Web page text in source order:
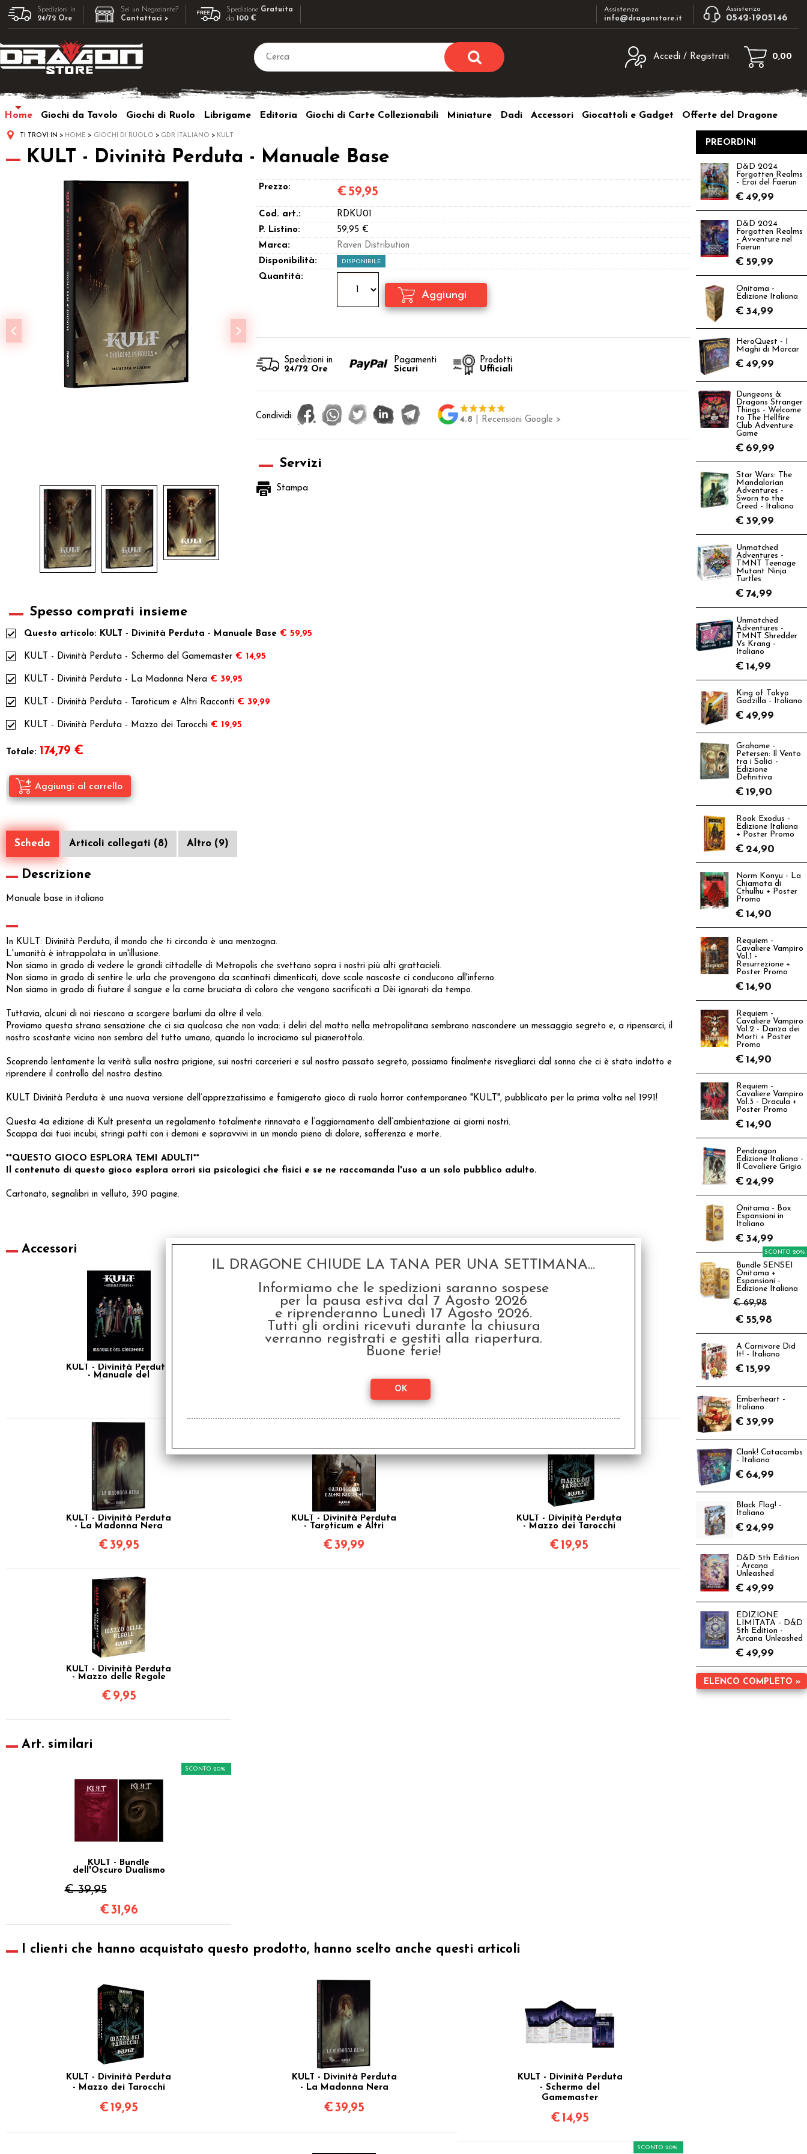
Spedizioni in
24/72 Ore
Sei un Negoziante?
Contattaci >
Spedizione Gratuita
da100 €
Assistenza
info@dragonstore.it
Assistenza
0542-1905146
Accedi / Registrati
utente e la password e poi clicca sul
Password:
sito clicca sul pulsante "Registrati"
0,00
Home Giochi da Tavolo Giochi di Ruolo Librigame Editoria Giochi di Carte Collezionabili Miniature Dadi Accessori Giocattoli e Gadget Offerte del Dragone
TI TROVI IN HOME GIOCHI DI RUOLO GDR ITALIANO KULT
KULT - Divinità Perduta - Manuale Base
Prezzo: € 59,95
Cod. art.:
RDKU01
P. Listino:
59,95 €
Marca:
Raven Distribution
Disponibilità:
DISPONIBILE
Quantità:
Spedizioni in
24/72 Ore
Pagamenti
Sicuri
Prodotti
Ufficiali
Condividi: 4.8 | Recensioni Google >
Servizi
Stampa
Spesso comprati insieme
Questo articolo: KULT - Divinità Perduta - Manuale Base € 59,95
KULT - Divinità Perduta - Schermo del Gamemaster € 14,95
KULT - Divinità Perduta - La Madonna Nera € 39,95
KULT - Divinità Perduta - Taroticum e Altri Racconti € 39,99
KULT - Divinità Perduta - Mazzo dei Tarocchi € 19,95
Totale: 174,79 €
Scheda Articoli collegati (8) Altro (9)
Descrizione
Manuale base in italiano
In KULT: Divinità Perduta, il mondo che ti circonda è una menzogna.
L'umanità è intrappolata in un'illusione.
Non siamo in grado di vedere le grandi cittadelle di Metropolis che svettano sopra i nostri più alti grattacieli.
Non siamo in grado di sentire le urla che provengono da scantinati dimenticati, dove scale nascoste ci conducono all'inferno.
Non siamo in grado di fiutare il sangue e la carne bruciata di coloro che vengono sacrificati a Dèi ignorati da tempo.
Tuttavia, alcuni di noi riescono a scorgere barlumi da oltre il velo.
Proviamo questa strana sensazione che ci sia qualcosa che non vada: i deliri del matto nella metropolitana sembrano nascondere un messaggio segreto e, a ripensarci, il
nostro scostante vicino non sembra del tutto umano, quando lo incrociamo sul pianerottolo.
Scoprendo lentamente la verità sulla nostra prigione, sui nostri carcerieri e sul nostro passato segreto, possiamo finalmente risvegliarci dal sonno che ci è stato indotto e
riprendere il controllo del nostro destino.
KULT Divinità Perduta è una nuova versione dell’apprezzatissimo e famigerato gioco di ruolo horror contemporaneo "KULT", pubblicato per la prima volta nel 1991!
Questa 4a edizione di Kult presenta un regolamento totalmente rinnovato e l’aggiornamento dell’ambientazione ai giorni nostri.
Scappa dai tuoi incubi, stringi patti con i demoni e sopravvivi in un mondo pieno di dolore, sofferenza e morte.
**QUESTO GIOCO ESPLORA TEMI ADULTI**
Il contenuto di questo gioco esplora orrori sia psicologici che fisici e se ne raccomanda l'uso a un solo pubblico adulto.
Cartonato, segnalibri in velluto, 390 pagine.
Accessori
KULT - Divinità Perduta
- Manuale del
KULT - Divinità Perduta
- La Madonna Nera
€39,95
KULT - Divinità Perduta
- Taroticum e Altri
€39,99
KULT - Divinità Perduta
- Mazzo dei Tarocchi
€ 19,95
KULT - Divinità Perduta
- Mazzo delle Regole
€ 9,95
Art. similari
KULT - Bundle
dell'Oscuro Dualismo
€ 39,95
SCONTO 20%
€31,96
I clienti che hanno acquistato questo prodotto, hanno scelto anche questi articoli
KULT - Divinità Perduta
- Mazzo dei Tarocchi
€ 19,95
KULT - Divinità Perduta
- La Madonna Nera
€ 39,95
KULT - Divinità Perduta
- Schermo del
Gamemaster
€ 14,95
SCONTO 20%
PREORDINI
D&D 2024
Forgotten Realms
- Eroi del Faerun
€ 49,99
D&D 2024
Forgotten Realms
- Avventure nel
Faerun
€ 59,99
Onitama -
Edizione Italiana
€ 34,99
HeroQuest - I
Maghi di Morcar
€ 49,99
Dungeons &
Dragons Stranger
Things - Welcome
to The Hellfire
Club Adventure
Game
€ 69,99
Star Wars: The
Mandalorian
Adventures -
Sworn to the
Creed - Italiano
€ 39,99
Unmatched
Adventures -
TMNT Teenage
Mutant Ninja
Turtles
€ 74,99
Unmatched
Adventures -
TMNT Shredder
Vs Krang -
Italiano
€ 14,99
King of Tokyo
Godzilla - Italiano
€ 49,99
Grahame -
Petersen: Il Vento
tra i Salici -
Edizione
Definitiva
€ 19,90
Rook Exodus -
Edizione Italiana
+ Poster Promo
€ 24,90
Norm Konyu - La
Chiamata di
Cthulhu + Poster
Promo
€ 14,90
Requiem -
Cavaliere Vampiro
Vol.1 -
Resurrezione +
Poster Promo
€ 14,90
Requiem -
Cavaliere Vampiro
Vol.2 - Danza dei
Morti + Poster
Promo
€ 14,90
Requiem -
Cavaliere Vampiro
Vol.3 - Dracula +
Poster Promo
€ 14,90
Pendragon
Edizione Italiana -
Il Cavaliere Grigio
€ 24,99
Onitama - Box
Espansioni in
Italiano
€ 34,99
Bundle SENSEI
Onitama +
Espansioni -
Edizione Italiana
€ 69,98
SCONTO 20%
€ 55,98
A Carnivore Did
It! - Italiano
€ 15,99
Emberheart -
Italiano
€ 39,99
Clank! Catacombs
- Italiano
€ 64,99
Black Flag! -
Italiano
€ 24,99
D&D 5th Edition
- Arcana
Unleashed
€ 49,99
EDIZIONE
LIMITATA - D&D
5th Edition -
Arcana Unleashed
€ 49,99
ELENCO COMPLETO »
IL DRAGONE CHIUDE LA TANA PER UNA SETTIMANA...
Informiamo che le spedizioni saranno sospese
per la pausa estiva dal 7 Agosto 2026
e riprenderanno Lunedì 17 Agosto 2026.
Tutti gli ordini ricevuti durante la chiusura
verranno registrati e gestiti alla riapertura.
Buone ferie!